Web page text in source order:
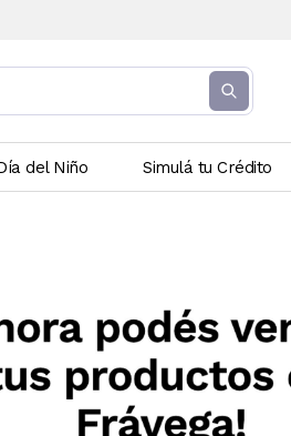
del Niño Simulá tu Crédito